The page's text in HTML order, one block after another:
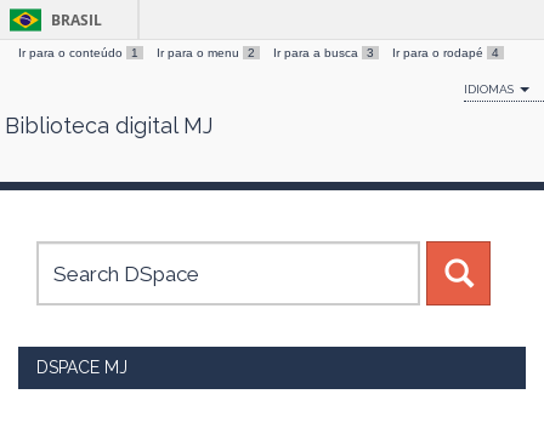
Skip
BRASIL
Ir para o conteúdo 1 Ir para o menu 2 Ir para a busca 3 Ir para o rodapé 4
IDIOMAS
Biblioteca digital MJ
DSPACE MJ